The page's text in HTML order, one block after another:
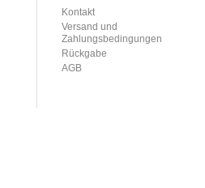
Kontakt
Versand und
Zahlungsbedingungen
Rückgabe
AGB